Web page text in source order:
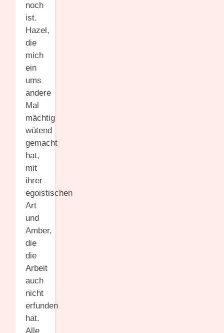
noch
ist.
Hazel,
die
mich
ein
ums
andere
Mal
mächtig
wütend
gemacht
hat,
mit
ihrer
egoistischen
Art
und
Amber,
die
die
Arbeit
auch
nicht
erfunden
hat.
Alle